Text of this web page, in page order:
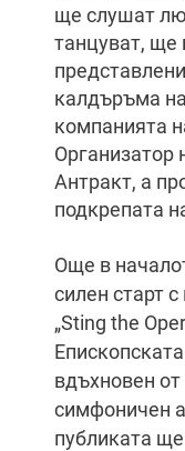
ще слушат
танцуват, ще
калдъръма
компанията
Организатор
Антракт, а
подкрепата
Още в
силен старт
„Sting the
вдъхновен
симфоничен
публиката